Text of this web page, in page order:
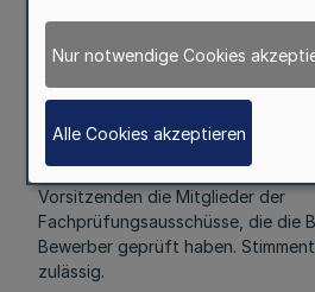
2. bei Prüfungen nach § 1 Abs. 1
Mitglieder der
(4) Der Prüfungsausschuss
Mehrheit. Stimmberechtigt sind
Vorsitzenden die Mitglieder der
Fachprüfungsausschüsse, die die
Bewerber geprüft haben.
zulässig.
Nur notwendige Cookies
Alle Cookies akzeptieren